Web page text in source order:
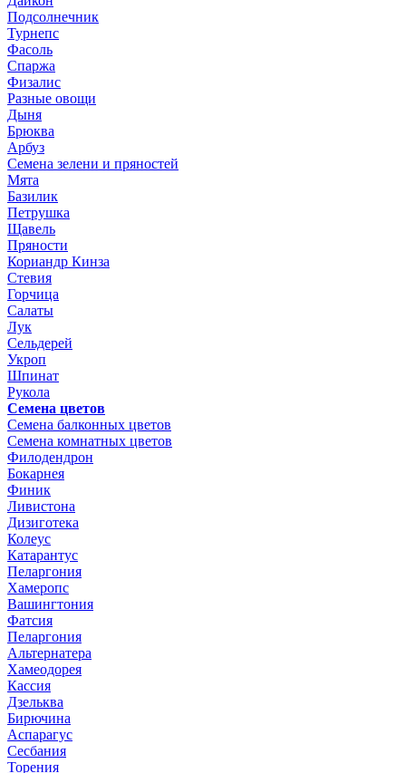
Подсолнечник
Турнепс
Фасоль
Спаржа
Физалис
Разные овощи
Дыня
Брюква
Арбуз
Семена зелени и пряностей
Мята
Базилик
Петрушка
Щавель
Пряности
Кориандр Кинза
Стевия
Горчица
Салаты
Лук
Сельдерей
Укроп
Шпинат
Рукола
Семена цветов
Семена балконных цветов
Семена комнатных цветов
Филодендрон
Бокарнея
Финик
Ливистона
Дизиготека
Колеус
Катарантус
Пеларгония
Хамеропс
Вашингтония
Фатсия
Пеларгония
Альтернатера
Хамеодорея
Кассия
Дзельква
Бирючина
Аспарагус
Сесбания
Торения